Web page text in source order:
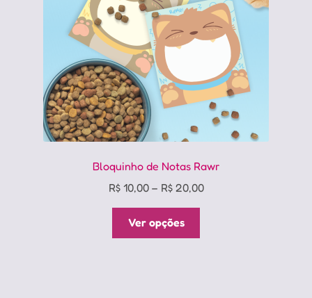
Bloquinho de Notas Rawr
R$10,00 – R$20,00Price
Ver opções